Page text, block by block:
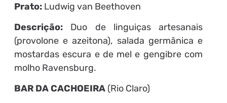
Prato: Ludwig van Beethoven
Descrição: Duo de linguiças artesanais
(provolone e azeitona), salada germânica e
mostardas escura e de mel e gengibre com
molho Ravensburg.
BAR DA CACHOEIRA(Rio Claro)